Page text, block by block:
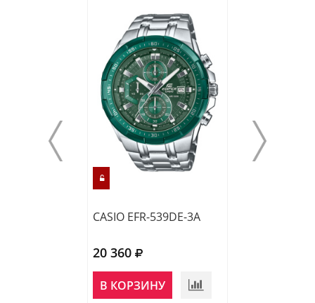
CASIO EFR-539DE-3A
20 360
В КОРЗИНУ